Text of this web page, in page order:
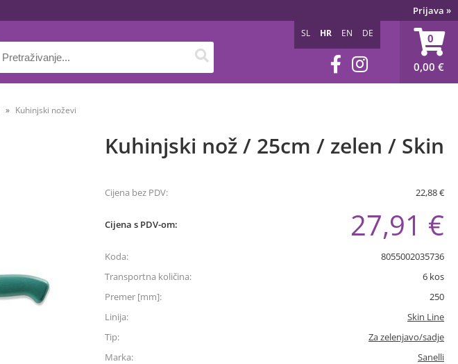
Prijava »
0
0,00 €
SL HR EN DE
Kuhinjski noževi
Kuhinjski nož / 25cm / zelen / Skin
Cijena bez PDV: 22,88 €
Cijena s PDV-om: 27,91 €
Koda:
8055002035736
Transportna količina:
6 kos
Premer [mm]:
250
Linija:
Skin Line
Tip:
Za zelenjavo/sadje
Marka:
Sanelli